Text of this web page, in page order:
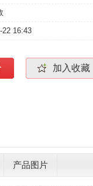
22 16:43
加入收藏
产品图片